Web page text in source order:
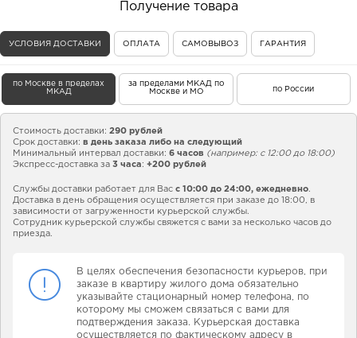
Получение товара
УСЛОВИЯ ДОСТАВКИ ОПЛАТА САМОВЫВОЗ ГАРАНТИЯ
по Москве в пределах
МКАД
за пределами МКАД по
Москве и МО
по России
Стоимость доставки: 290 рублей
Срок доставки: в день заказа либо на следующий
Минимальный интервал доставки: 6 часов (например: с 12:00 до 18:00)
Экспресс-доставка за 3 часа : +200 рублей
Службы доставки работает для Вас с 10:00 до 24:00, ежедневно.
Доставка в день обращения осуществляется при заказе до 18:00, в
зависимости от загруженности курьерской службы.
Сотрудник курьерской службы свяжется с вами за несколько часов до
приезда.
В целях обеспечения безопасности курьеров, при
заказе в квартиру жилого дома обязательно
указывайте стационарный номер телефона, по
которому мы сможем связаться с вами для
подтверждения заказа. Курьерская доставка
осуществляется по фактическому адресу в